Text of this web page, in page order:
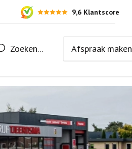
9,6 Klantscore
Zoeken... Afspraak maken